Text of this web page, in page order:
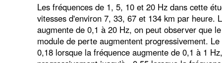
Les fréquences de 1, 5, 10 et 20 Hz dans cette
vitesses d'environ 7, 33, 67 et 134 km par heure.
augmente de 0,1 à 20 Hz, on peut observer que
module de perte augmentent progressivement.
0,18 lorsque la fréquence augmente de 0,1 à 1